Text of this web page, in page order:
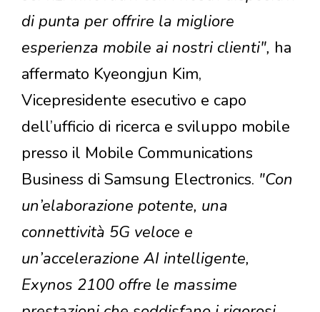
di punta per offrire la migliore
esperienza mobile ai nostri clienti", ha
affermato Kyeongjun Kim,
Vicepresidente esecutivo e capo
dell’ufficio di ricerca e sviluppo mobile
presso il Mobile Communications
Business di Samsung Electronics. "Con
un’elaborazione potente, una
connettività 5G veloce e
un’accelerazione AI intelligente,
Exynos 2100 offre le massime